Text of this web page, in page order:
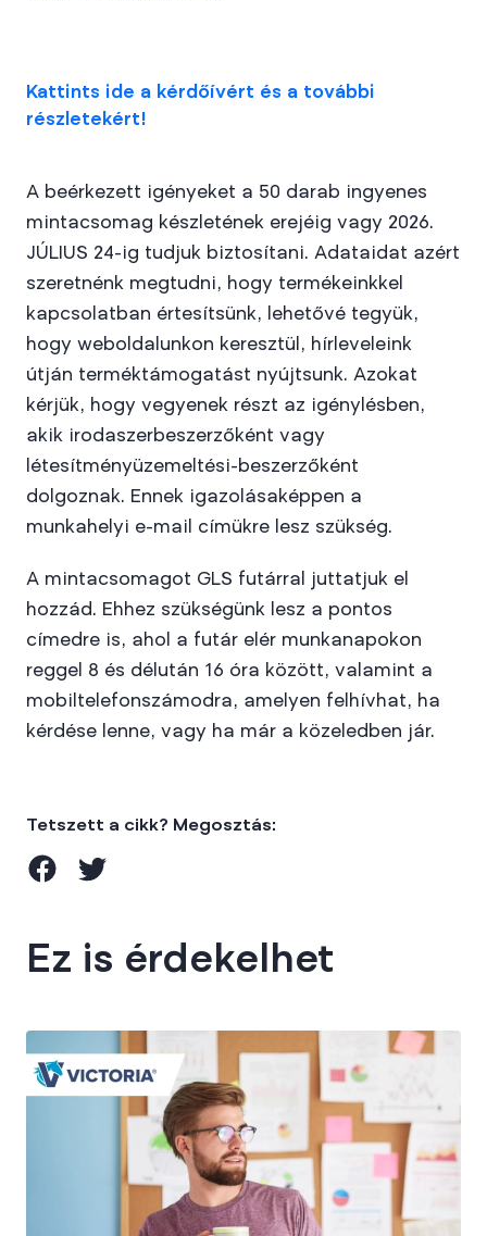
Kattints ide a kérdőívért és a további
részletekért!
A beérkezett igényeket a 50 darab ingyenes
mintacsomag készletének erejéig vagy 2026.
JÚLIUS 24-ig tudjuk biztosítani. Adataidat azért
szeretnénk megtudni, hogy termékeinkkel
kapcsolatban értesítsünk, lehetővé tegyük,
hogy weboldalunkon keresztül, hírleveleink
útján terméktámogatást nyújtsunk. Azokat
kérjük, hogy vegyenek részt az igénylésben,
akik irodaszerbeszerzőként vagy
létesítményüzemeltési-beszerzőként
dolgoznak. Ennek igazolásaképpen a
munkahelyi e-mail címükre lesz szükség.
A mintacsomagot GLS futárral juttatjuk el
hozzád. Ehhez szükségünk lesz a pontos
címedre is, ahol a futár elér munkanapokon
reggel 8 és délután 16 óra között, valamint a
mobiltelefonszámodra, amelyen felhívhat, ha
kérdése lenne, vagy ha már a közeledben jár.
Tetszett a cikk? Megosztás:
Ez is érdekelhet